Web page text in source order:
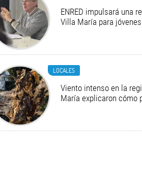
ENRED impulsará una
Villa María para
LOCALES
Viento intenso en la
María explicaron cómo